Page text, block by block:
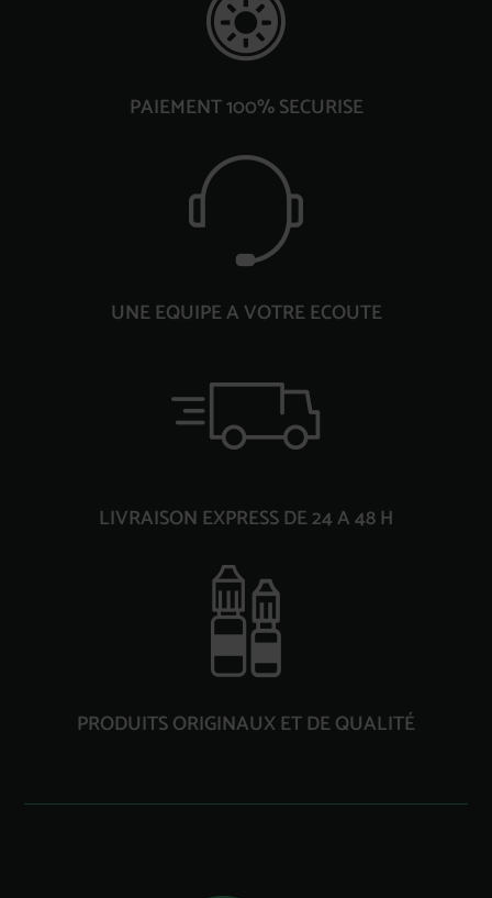
PAIEMENT 100% SECURISE
UNE EQUIPE A VOTRE ECOUTE
LIVRAISON EXPRESS DE 24 A 48 H
PRODUITS ORIGINAUX ET DE QUALITÉ